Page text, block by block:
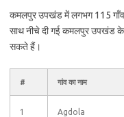
कमलपुर उपखंड में लगभग 115
साथ नीचे दी गई कमलपुर उपखंड
सकते हैं।
# गांव का नाम
1 Agdola